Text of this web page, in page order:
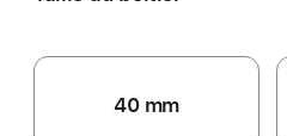
40 mm